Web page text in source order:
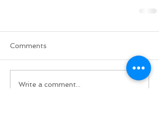
Comments
Write a comment...